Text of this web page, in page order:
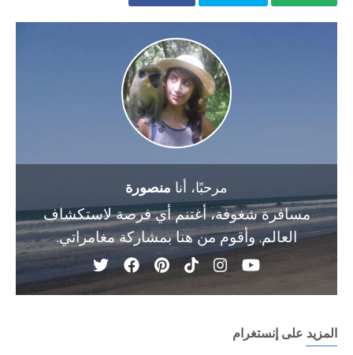
مرحبًا، أنا منصورة
مسافرة شغوفة، أغتنم أي فرصة لاستكشاف
العالم. وأقوم من هنا بمشاركة مغامراتي.
المزيد على إنستغرام